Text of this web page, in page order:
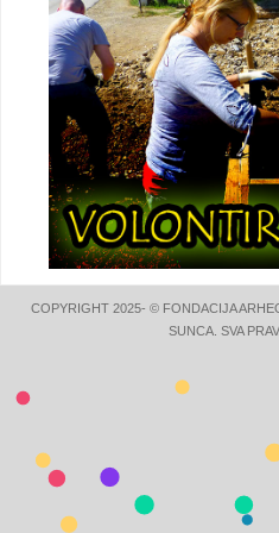
COPYRIGHT 2025- © FONDACIJA
SUNCA. SVA